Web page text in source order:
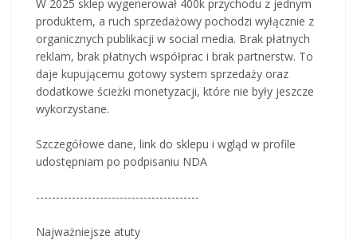
W 2025 sklep wygenerował 400k przychodu z jednym
produktem, a ruch sprzedażowy pochodzi wyłącznie z
organicznych publikacji w social media. Brak płatnych
reklam, brak płatnych współprac i brak partnerstw. To
daje kupującemu gotowy system sprzedaży oraz
dodatkowe ścieżki monetyzacji, które nie były jeszcze
wykorzystane.
Szczegółowe dane, link do sklepu i wgląd w profile
udostępniam po podpisaniu NDA
-----------------------------------------
Najważniejsze atuty